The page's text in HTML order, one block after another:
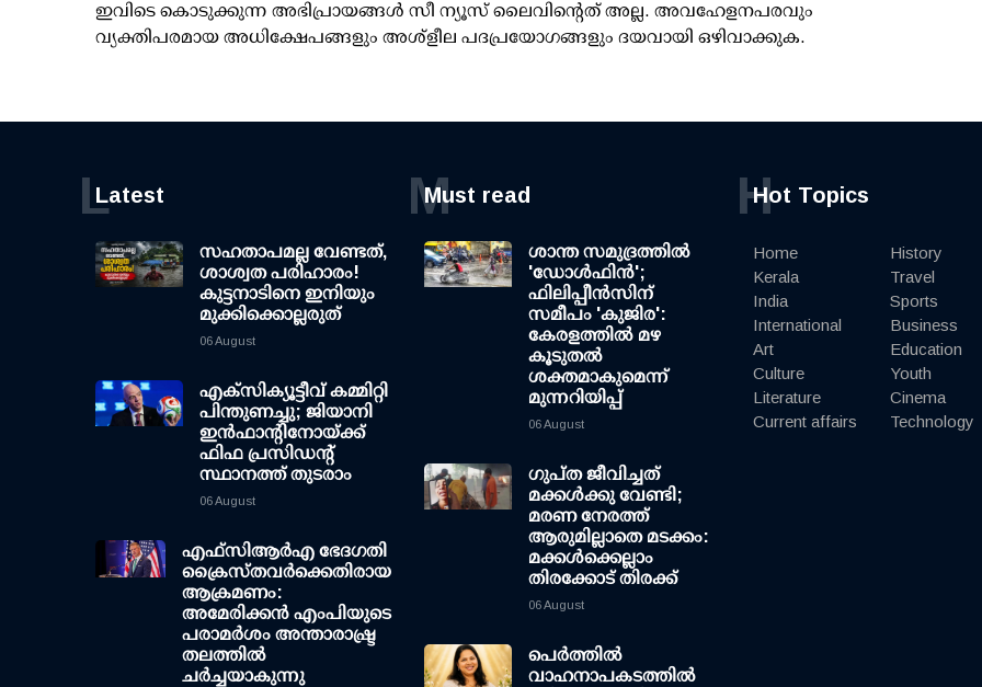
ഇവിടെ കൊടുക്കുന്ന അഭിപ്രായങ്ങള്‍ സീ ന്യൂസ് ലൈവിന്റെത് അല്ല. അവഹേളനപരവും
വ്യക്തിപരമായ അധിക്ഷേപങ്ങളും അശ്‌ളീല പദപ്രയോഗങ്ങളും ദയവായി ഒഴിവാക്കുക.
Latest
L
സഹതാപമല്ല വേണ്ടത്,
ശാശ്വത പരിഹാരം!
കുട്ടനാടിനെ ഇനിയും
മുക്കിക്കൊല്ലരുത്
06 August
എക്സിക്യൂട്ടീവ് കമ്മിറ്റി
പിന്തുണച്ചു; ജിയാനി
ഇന്‍ഫാന്റിനോയ്ക്ക്
ഫിഫ പ്രസിഡന്റ്
സ്ഥാനത്ത് തുടരാം
06 August
എഫ്‌സി‌ആര്‍‌എ ഭേദഗതി
ക്രൈസ്തവർക്കെതിരായ
ആക്രമണം:
അമേരിക്കൻ എംപിയുടെ
പരാമർശം അന്താരാഷ്ട്ര
തലത്തിൽ
ചർച്ചയാകുന്നു
Must read
M
ശാന്ത സമുദ്രത്തില്‍
'ഡോള്‍ഫിന്‍';
ഫിലിപ്പീന്‍സിന്
സമീപം 'കുജിര':
കേരളത്തില്‍ മഴ
കൂടുതല്‍
ശക്തമാകുമെന്ന്
മുന്നറിയിപ്പ്
06 August
ഗുപ്ത ജീവിച്ചത്
മക്കള്‍ക്കു വേണ്ടി;
മരണ നേരത്ത്
ആരുമില്ലാതെ മടക്കം:
മക്കള്‍ക്കെല്ലാം
തിരക്കോട് തിരക്ക്
06 August
പെർത്തിൽ
വാഹനാപകടത്തിൽ
Hot Topics
H
Home
Kerala
India
International
Art
Culture
Literature
Current affairs
History
Travel
Sports
Business
Education
Youth
Cinema
Technology